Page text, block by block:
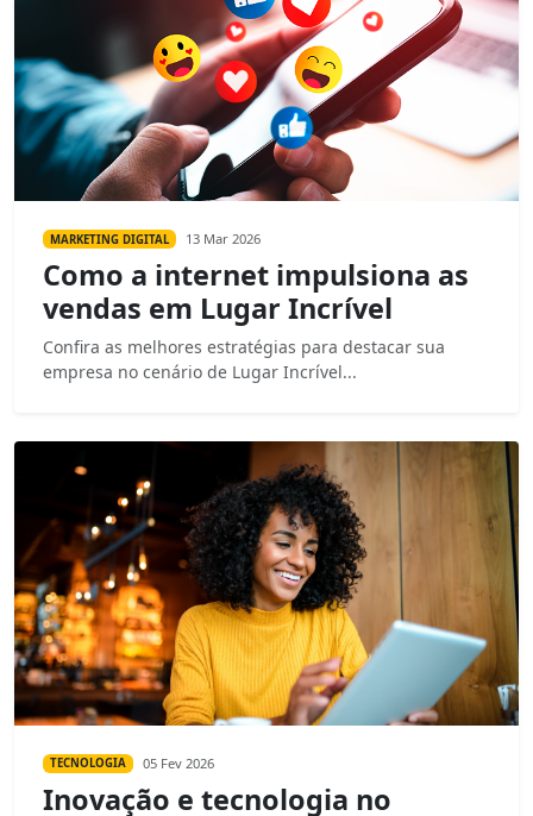
MARKETING DIGITAL 13 Mar 2026
Como a internet impulsiona as
vendas em Lugar Incrível
Confira as melhores estratégias para destacar sua
empresa no cenário de Lugar Incrível...
TECNOLOGIA 05 Fev 2026
Inovação e tecnologia no